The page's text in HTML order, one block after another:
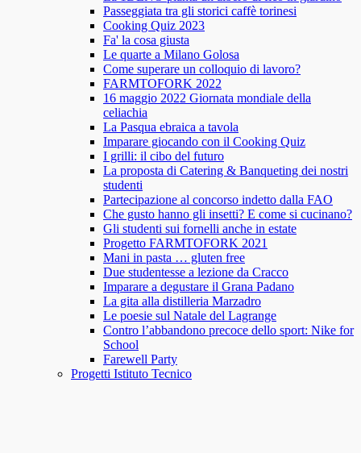
Passeggiata tra gli storici caffè torinesi
Cooking Quiz 2023
Fa' la cosa giusta
Le quarte a Milano Golosa
Come superare un colloquio di lavoro?
FARMTOFORK 2022
16 maggio 2022 Giornata mondiale della
celiachia
La Pasqua ebraica a tavola
Imparare giocando con il Cooking Quiz
I grilli: il cibo del futuro
La proposta di Catering & Banqueting dei nostri
studenti
Partecipazione al concorso indetto dalla FAO
Che gusto hanno gli insetti? E come si cucinano?
Gli studenti sui fornelli anche in estate
Progetto FARMTOFORK 2021
Mani in pasta … gluten free
Due studentesse a lezione da Cracco
Imparare a degustare il Grana Padano
La gita alla distilleria Marzadro
Le poesie sul Natale del Lagrange
Contro l’abbandono precoce dello sport: Nike for
School
Farewell Party
Progetti Istituto Tecnico